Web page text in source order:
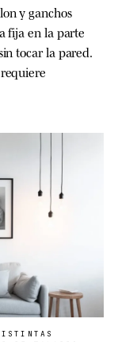
y ganchos
fija en la parte
tocar la pared.